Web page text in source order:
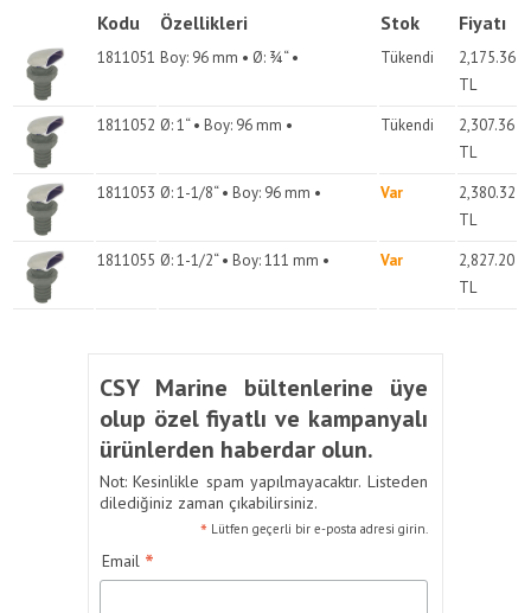
Kodu Özellikleri Stok Fiyatı
1811051 Boy: 96 mm • Ø: ¾“ • Tükendi
2,175.36
TL
1811052 Ø: 1“ • Boy: 96 mm • Tükendi
2,307.36
TL
1811053 Ø: 1-1/8“ • Boy: 96 mm • Var
2,380.32
TL
1811055 Ø: 1-1/2“ • Boy: 111 mm • Var
2,827.20
TL
CSY Marine bültenlerine üye
olup özel fiyatlı ve kampanyalı
ürünlerden haberdar olun.
Not: Kesinlikle spam yapılmayacaktır. Listeden
dilediğiniz zaman çıkabilirsiniz.
* Lütfen geçerli bir e-posta adresi girin.
Email *